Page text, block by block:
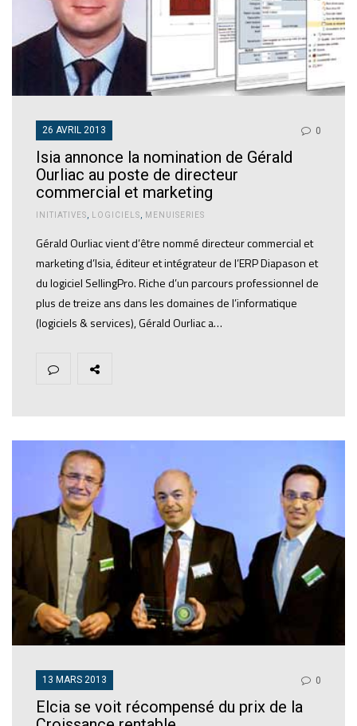
26 AVRIL 2013 0
Isia annonce la nomination de Gérald
Ourliac au poste de directeur
commercial et marketing
INITIATIVES, LOGICIELS, MENUISERIES
Gérald Ourliac vient d’être nommé directeur commercial et
marketing d’Isia, éditeur et intégrateur de l’ERP Diapason et
du logiciel SellingPro. Riche d’un parcours professionnel de
plus de treize ans dans les domaines de l’informatique
(logiciels & services), Gérald Ourliac a…
13 MARS 2013 0
Elcia se voit récompensé du prix de la